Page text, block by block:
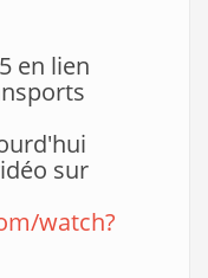
en lien
sur
watch?